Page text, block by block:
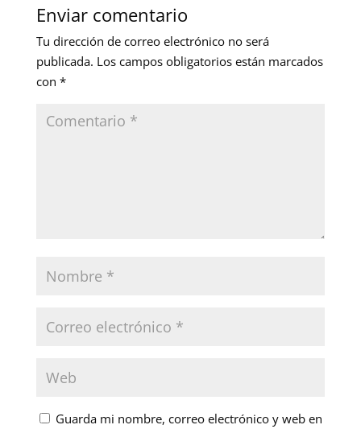
Enviar comentario
Tu dirección de correo electrónico no será
publicada. Los campos obligatorios están marcados
con *
Guarda mi nombre, correo electrónico y web en